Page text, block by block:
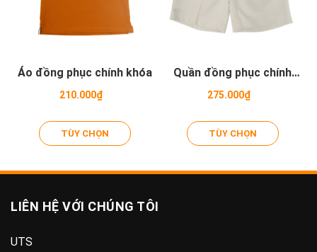
Áo đồng phục chính khóa
210.000₫
TÙY CHỌN
Quần đồng phục chính
khóa - Tiểu học
275.000₫
TÙY CHỌN
LIÊN HỆ VỚI CHÚNG TÔI
UTS